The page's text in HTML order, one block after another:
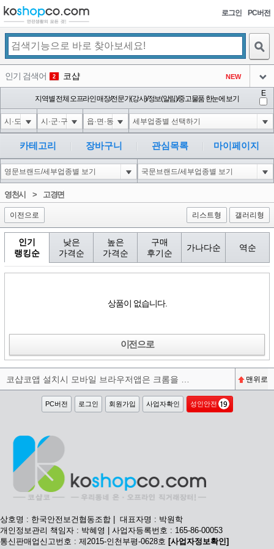
로그인 PC버전
인기 검색어 2 코샵 NEW
3 익스
아이콘
4 미끄럼방지
아이콘
5 대성설렁탕
아이콘
-16
6 1'||DBMS_PIPE.RECEIVE_MESSAGE(CHR(98)||CHR(98)||CHR(98),15)||'
아이콘
0
1
지역별 전체 오프라인 매장/전문가(강사)/정보(알림)/중고물품 한눈에 보기
E
카테고리 장바구니 관심목록 마이페이지
영천시 > 고경면
이전으로 리스트형 갤러리형
인기
랭킹순
낮은
가격순
높은
가격순
구매
후기순
가나다순 역순
상품이 없습니다.
이전으로
맨위로
PC버전 로그인 회원가입 사업자확인 성인안전
상호명 : 한국안전보건협동조합 | 대표자명 : 박원학
개인정보관리 책임자 : 박혜영 | 사업자등록번호 : 165-86-00053
통신판매업신고번호 : 제2015-인천부평-0628호 [사업자정보확인]